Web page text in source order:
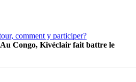
Au Congo, Kivéclair fait battre le